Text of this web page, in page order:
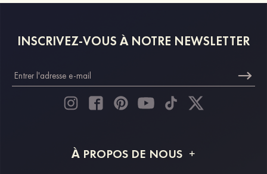
INSCRIVEZ-VOUS À NOTRE NEWSLETTER
À PROPOS DE NOUS